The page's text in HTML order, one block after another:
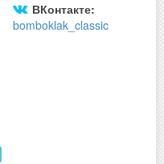
ВКонтакте:
bomboklak_classic